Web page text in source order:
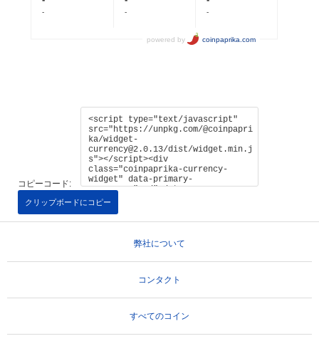
コピーコード:
クリップボードにコピー
弊社について
コンタクト
すべてのコイン